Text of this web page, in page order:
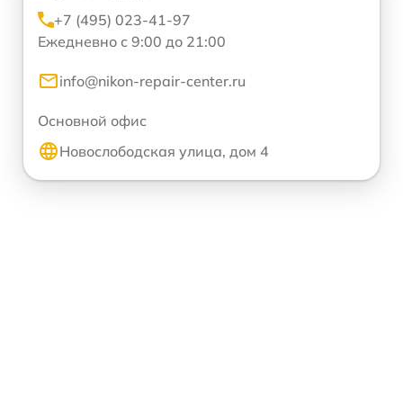
+7 (495) 023-41-97
Ежедневно с 9:00 до 21:00
info@nikon-repair-center.ru
Основной офис
Новослободская улица, дом 4